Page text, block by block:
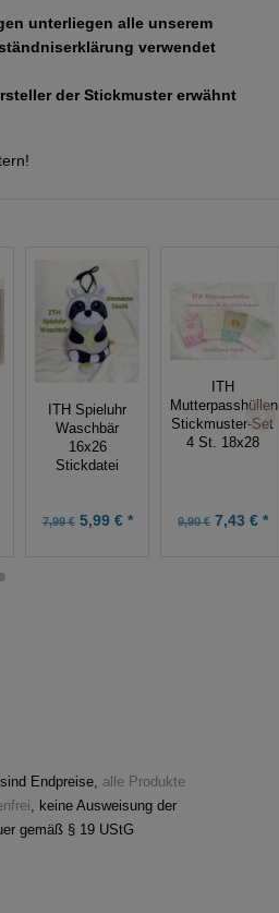
unterliegen alle unserem
verwendet
der Stickmuster erwähnt
ITH Spieluhr
Waschbär
16x26
Stickdatei
7,99 €5,99 € *
ITH
Mutterpasshüllen
Stickmuster-Set
4 St. 18x28
9,90 €7,43 € *
Endpreise, alle Produkte
, keine Ausweisung der
gemäß § 19 UStG